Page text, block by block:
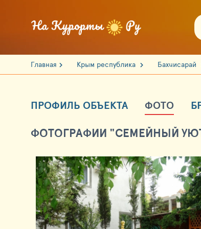
Главная Крым республика Бахчисарай
ПРОФИЛЬ ОБЪЕКТА ФОТО
ФОТОГРАФИИ "СЕМЕЙНЫЙ